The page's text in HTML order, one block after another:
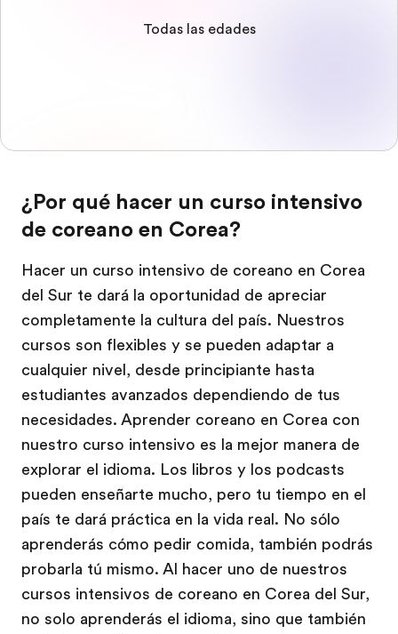
Todas las edades
¿Por qué hacer un curso intensivo
de coreano en Corea?
Hacer un curso intensivo de coreano en Corea
del Sur te dará la oportunidad de apreciar
completamente la cultura del país. Nuestros
cursos son flexibles y se pueden adaptar a
cualquier nivel, desde principiante hasta
estudiantes avanzados dependiendo de tus
necesidades. Aprender coreano en Corea con
nuestro curso intensivo es la mejor manera de
explorar el idioma. Los libros y los podcasts
pueden enseñarte mucho, pero tu tiempo en el
país te dará práctica en la vida real. No sólo
aprenderás cómo pedir comida, también podrás
probarla tú mismo. Al hacer uno de nuestros
cursos intensivos de coreano en Corea del Sur,
no solo aprenderás el idioma, sino que también